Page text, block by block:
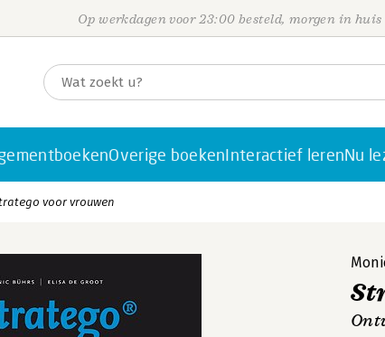
Op werkdagen voor 23:00 besteld, morgen in huis
Overige boekenInteractief lerenNu
voor vrouwen